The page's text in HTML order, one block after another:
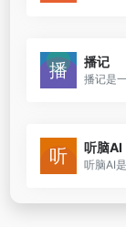
播记
听脑AI